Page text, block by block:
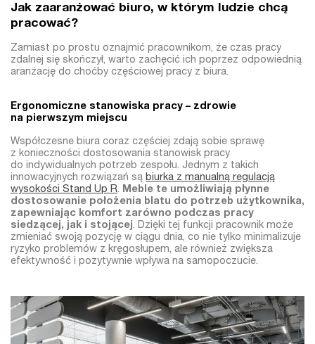
Jak zaaranżować biuro, w którym ludzie chcą
pracować?
Zamiast po prostu oznajmić pracownikom, że czas pracy
zdalnej się skończył, warto zachęcić ich poprzez odpowiednią
aranżację do choćby częściowej pracy z biura.
Ergonomiczne stanowiska pracy – zdrowie
na pierwszym miejscu
Współczesne biura coraz częściej zdają sobie sprawę
z konieczności dostosowania stanowisk pracy
do indywidualnych potrzeb zespołu. Jednym z takich
innowacyjnych rozwiązań są biurka z manualną regulacją
wysokości Stand Up R. Meble te umożliwiają płynne
dostosowanie położenia blatu do potrzeb użytkownika,
zapewniając komfort zarówno podczas pracy
siedzącej, jak i stojącej. Dzięki tej funkcji pracownik może
zmieniać swoją pozycję w ciągu dnia, co nie tylko minimalizuje
ryzyko problemów z kręgosłupem, ale również zwiększa
efektywność i pozytywnie wpływa na samopoczucie.